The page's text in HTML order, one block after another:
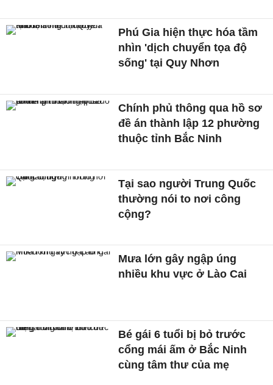
Phú Gia hiện thực hóa tầm
nhìn 'dịch chuyển tọa độ
sống' tại Quy Nhơn
Chính phủ thông qua hồ sơ
đề án thành lập 12 phường
thuộc tỉnh Bắc Ninh
Tại sao người Trung Quốc
thường nói to nơi công
cộng?
Mưa lớn gây ngập úng
nhiều khu vực ở Lào Cai
Bé gái 6 tuổi bị bỏ trước
cổng mái ấm ở Bắc Ninh
cùng tâm thư của mẹ